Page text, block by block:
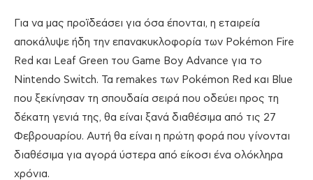
Για να μας προϊδεάσει για όσα έπονται, η εταιρεία
αποκάλυψε ήδη την επανακυκλοφορία των Pokémon Fire
Red και Leaf Green του Game Boy Advance για το
Nintendo Switch. Τα remakes των Pokémon Red και Blue
που ξεκίνησαν τη σπουδαία σειρά που οδεύει προς τη
δέκατη γενιά της, θα είναι ξανά διαθέσιμα από τις 27
Φεβρουαρίου. Αυτή θα είναι η πρώτη φορά που γίνονται
διαθέσιμα για αγορά ύστερα από είκοσι ένα ολόκληρα
χρόνια.